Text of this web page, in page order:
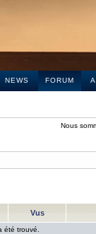
NEWS FORUM
Nous
Vus
été trouvé.